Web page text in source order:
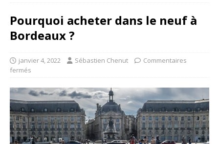
Pourquoi acheter dans le neuf à
Bordeaux ?
janvier 4, 2022 Sébastien Chenut
Commentaires
fermés